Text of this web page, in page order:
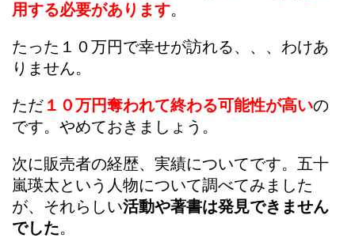
用する必要があります。
たった１０万円で幸せが訪れる、、、わけあ
りません。
ただ １０万円奪われて終わる可能性が高いの
です。やめておきましょう。
次に販売者の経歴、実績についてです。五十
嵐瑛太という人物について調べてみました
が、それらしい活動や著書は発見できません
でした。